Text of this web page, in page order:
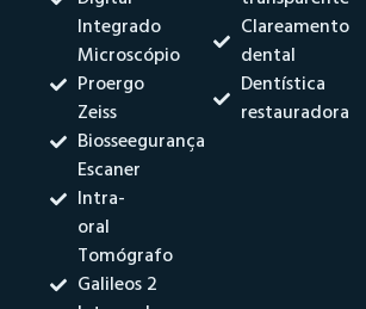
Integrado
Microscópio
Proergo
Zeiss
Biosseegurança
Escaner
Intra-
oral
Tomógrafo
Galileos 2
Clareamento
dental
Dentística
restauradora